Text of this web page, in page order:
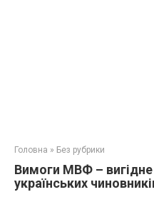
Головна » Без рубрики
Вимоги МВФ –
українських